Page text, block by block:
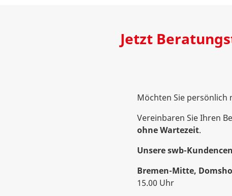
Jetzt
Möchten Sie persönlich
Vereinbaren Sie Ihren
ohne Wartezeit.
Unsere swb-
Bremen-Mitte,
15.00 Uhr